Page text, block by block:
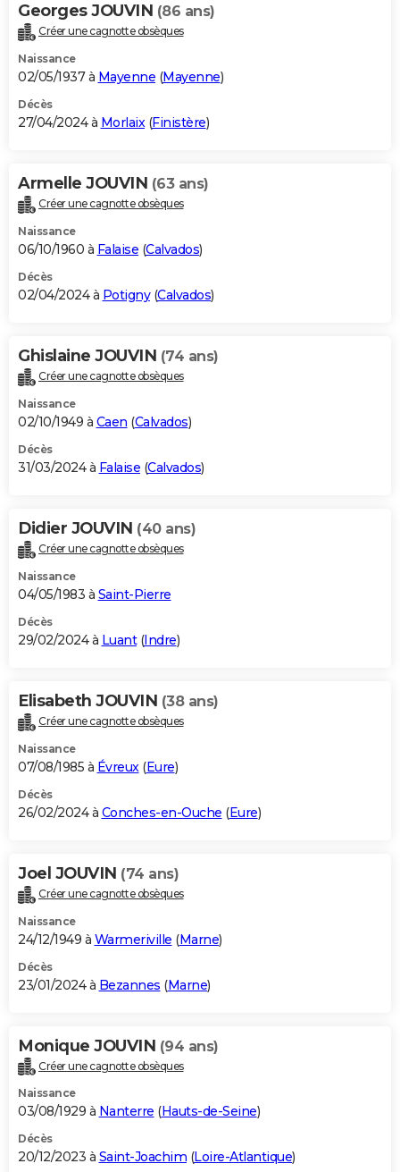
Georges JOUVIN (86 ans)
Créer une cagnotte obsèques
Naissance
02/05/1937 à Mayenne (Mayenne)
Décès
27/04/2024 à Morlaix(Finistère)
Armelle JOUVIN (63 ans)
Créer une cagnotte obsèques
Naissance
06/10/1960 à Falaise (Calvados)
Décès
02/04/2024 à Potigny(Calvados)
Ghislaine JOUVIN (74 ans)
Créer une cagnotte obsèques
Naissance
02/10/1949 à Caen (Calvados)
Décès
31/03/2024 à Falaise (Calvados)
Didier JOUVIN (40 ans)
Créer une cagnotte obsèques
Naissance
04/05/1983 à Saint-Pierre
Décès
29/02/2024 à Luant(Indre)
Elisabeth JOUVIN (38 ans)
Créer une cagnotte obsèques
Naissance
07/08/1985 à Évreux(Eure)
Décès
26/02/2024 à Conches-en-Ouche (Eure)
Joel JOUVIN (74 ans)
Créer une cagnotte obsèques
Naissance
24/12/1949 à Warmeriville (Marne)
Décès
23/01/2024 à Bezannes (Marne)
Monique JOUVIN (94 ans)
Créer une cagnotte obsèques
Naissance
03/08/1929 à Nanterre (Hauts-de-Seine)
Décès
20/12/2023 à Saint-Joachim (Loire-Atlantique)